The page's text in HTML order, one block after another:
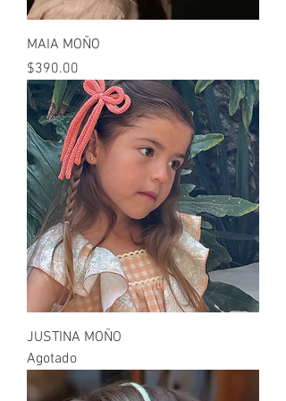
MAIA MOÑO
Precio
$390.00
JUSTINA MOÑO
Agotado